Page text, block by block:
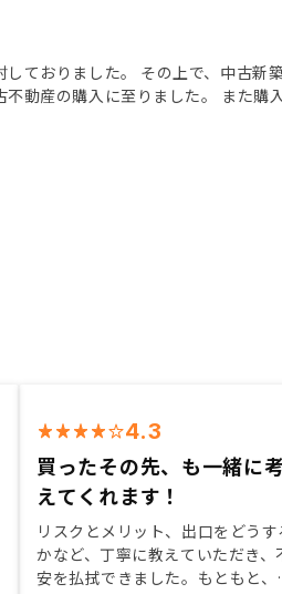
ておりました。 その上で、中古新
動産の購入に至りました。 また購
4.3
買ったその先、も一緒に考
えてくれます！
リスクとメリット、出口をどうす
かなど、丁寧に教えていただき、
安を払拭できました。もともと、